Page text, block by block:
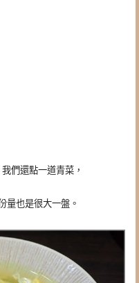
們還點一道青菜，
量也是很大一盤。